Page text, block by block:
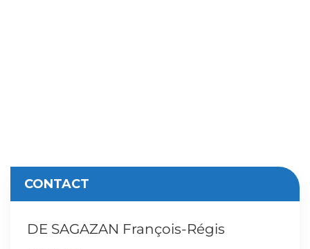
CONTACT
DE SAGAZAN François-Régis